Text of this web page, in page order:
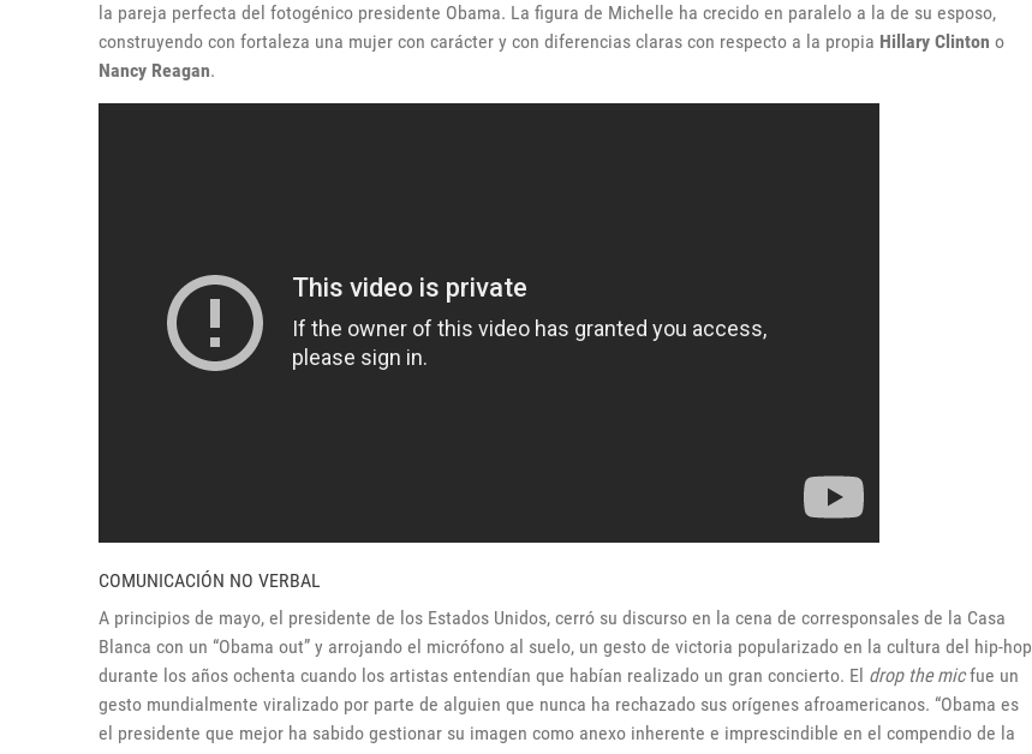
la pareja perfecta del fotogénico presidente Obama. La figura de Michelle ha crecido en paralelo a la de su esposo,
construyendo con fortaleza una mujer con carácter y con diferencias claras con respecto a la propia Hillary Clinton o
Nancy Reagan.
COMUNICACIÓN NO VERBAL
A principios de mayo, el presidente de los Estados Unidos, cerró su discurso en la cena de corresponsales de la Casa
Blanca con un “Obama out” y arrojando el micrófono al suelo, un gesto de victoria popularizado en la cultura del hip-hop
durante los años ochenta cuando los artistas entendían que habían realizado un gran concierto. El drop the micfue un
gesto mundialmente viralizado por parte de alguien que nunca ha rechazado sus orígenes afroamericanos. “Obama es
el presidente que mejor ha sabido gestionar su imagen como anexo inherente e imprescindible en el compendio de la